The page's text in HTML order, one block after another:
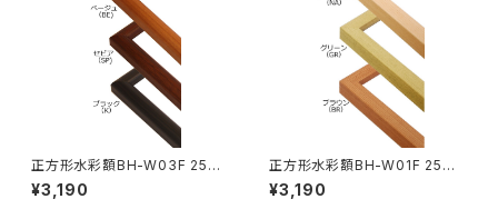
正方形水彩額BH-W03F 25角
250×250ミリ
¥3,190
正方形水彩額BH-W01F 25角
250×250ミリ
¥3,190